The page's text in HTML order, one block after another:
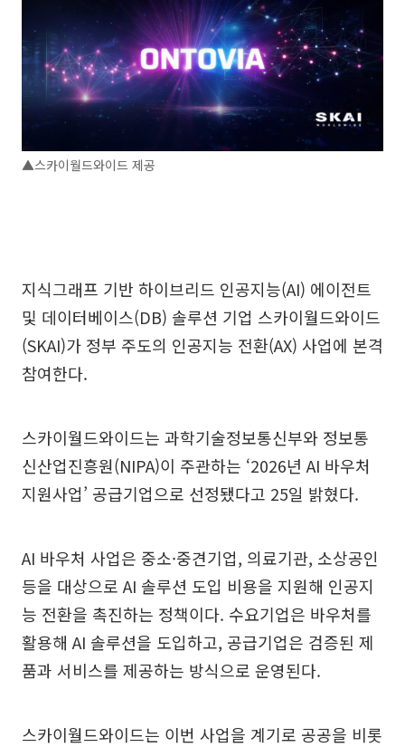
▲스카이월드와이드 제공
지식그래프 기반 하이브리드 인공지능(AI) 에이전트
및 데이터베이스(DB) 솔루션 기업 스카이월드와이드
(SKAI)가 정부 주도의 인공지능 전환(AX) 사업에 본격
참여한다.
스카이월드와이드는 과학기술정보통신부와 정보통
신산업진흥원(NIPA)이 주관하는 ‘2026년 AI 바우처
지원사업’ 공급기업으로 선정됐다고 25일 밝혔다.
AI 바우처 사업은 중소·중견기업, 의료기관, 소상공인
등을 대상으로 AI 솔루션 도입 비용을 지원해 인공지
능 전환을 촉진하는 정책이다. 수요기업은 바우처를
활용해 AI 솔루션을 도입하고, 공급기업은 검증된 제
품과 서비스를 제공하는 방식으로 운영된다.
스카이월드와이드는 이번 사업을 계기로 공공을 비롯